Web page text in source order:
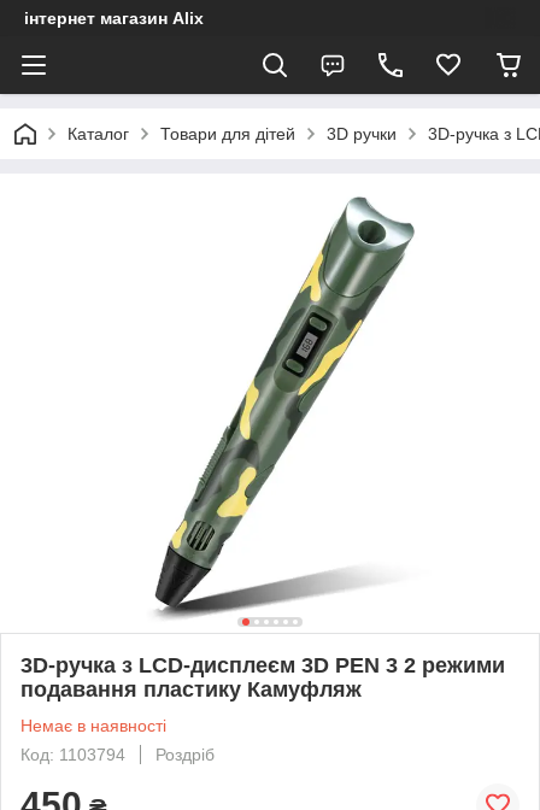
інтернет магазин Alix
Каталог Товари для дітей 3D ручки 3D-ручка з
3D-ручка з LCD-дисплеєм 3D PEN 3 2 режими
подавання пластику Камуфляж
Немає в наявності
Код: 1103794
Роздріб